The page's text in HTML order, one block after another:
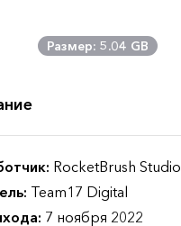
Размер: 5.04 GB
RocketBrush Studio
Team17 Digital
7 ноября 2022